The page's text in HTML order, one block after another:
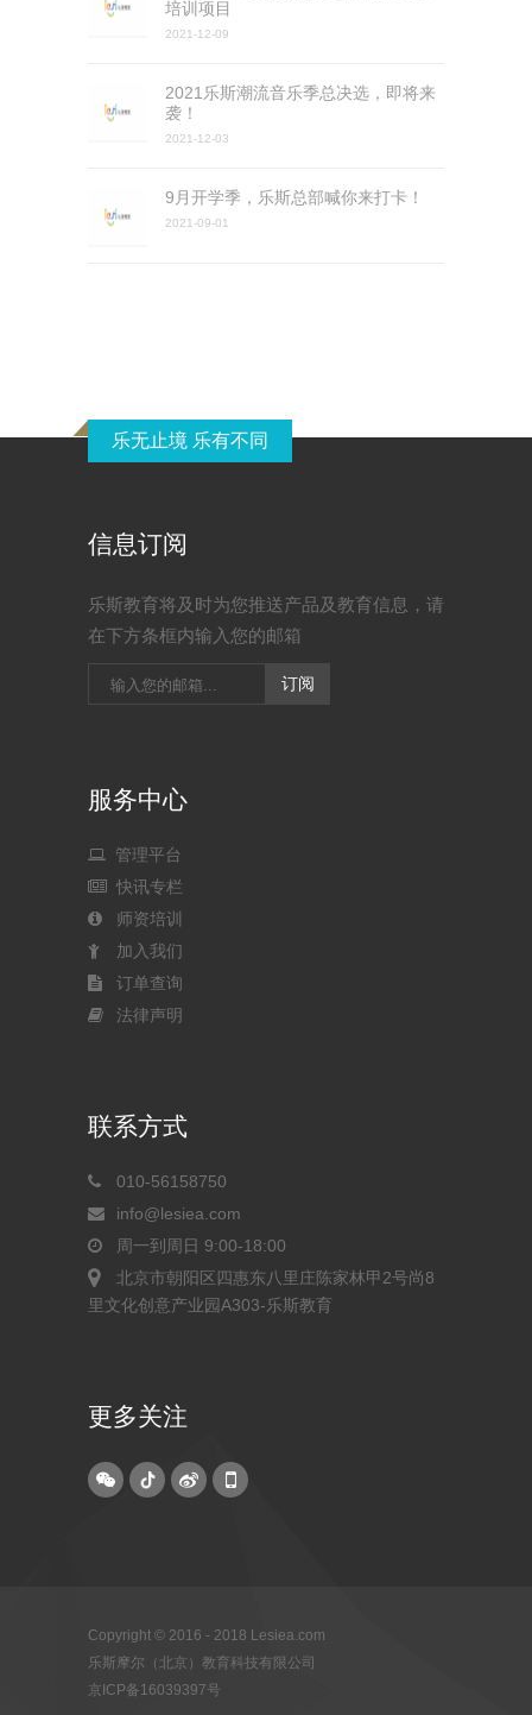
培训项目
2021-12-09
2021乐斯潮流音乐季总决选，即将来
袭！
2021-12-03
9月开学季，乐斯总部喊你来打卡！
2021-09-01
乐无止境 乐有不同
信息订阅
乐斯教育将及时为您推送产品及教育信息，请
在下方条框内输入您的邮箱
服务中心
管理平台
快讯专栏
师资培训
加入我们
订单查询
法律声明
联系方式
010-56158750
info@lesiea.com
周一到周日 9:00-18:00
北京市朝阳区四惠东八里庄陈家林甲2号尚8
里文化创意产业园A303-乐斯教育
更多关注
Copyright © 2016 - 2018 Lesiea.com
乐斯摩尔（北京）教育科技有限公司
京ICP备16039397号